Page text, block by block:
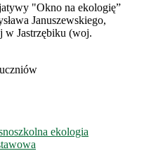
"Okno na ekologię”
Januszewskiego,
w Jastrzębiku (woj.
ekologia